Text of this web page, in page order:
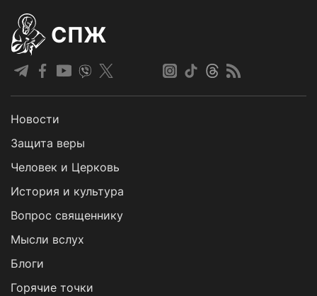
СПЖ
Новости
Защита веры
Человек и Церковь
История и культура
Вопрос священнику
Мысли вслух
Блоги
Горячие точки